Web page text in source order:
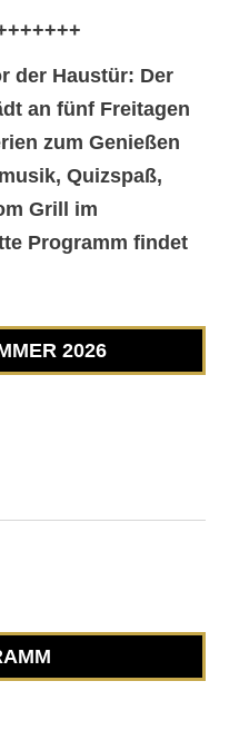
der Haustür: Der
an fünf Freitagen
zum Genießen
Quizspaß,
Grill im
Programm findet
2026